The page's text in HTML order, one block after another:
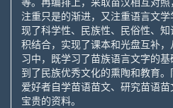
注重只是的渐进，又注重语言文
现了科学性、民族性、民俗性、
积结合，实现了课本和光盘互补
习中，既学习了苗族语言文字的
到了民族优秀文化的熏陶和教育
爱好者自学苗语苗文、研究苗语
宝贵的资料。